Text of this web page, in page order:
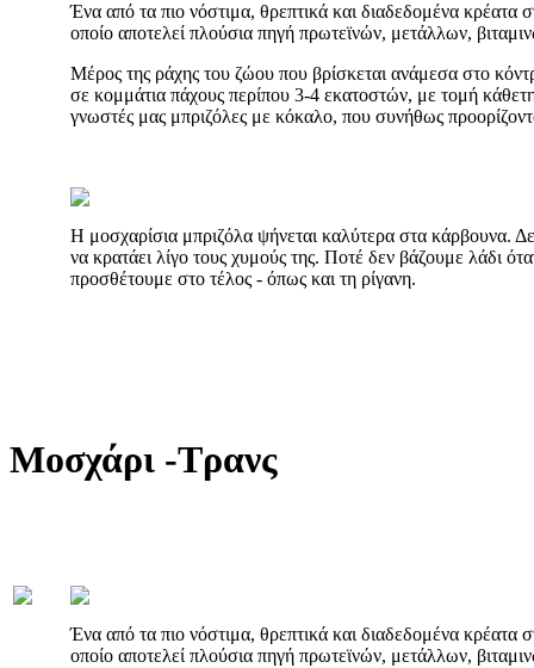
Ένα από τα πιο νόστιμα, θρεπτικά και διαδεδομένα κρέατα
οποίο αποτελεί πλούσια πηγή πρωτεϊνών, μετάλλων,
Μέρος της ράχης του ζώου που βρίσκεται ανάμεσα στο
σε κομμάτια πάχους περίπου 3-4 εκατοστών, με τομή
γνωστές μας μπριζόλες με κόκαλο, που συνήθως
Η μοσχαρίσια μπριζόλα ψήνεται καλύτερα στα κάρβουνα.
να κρατάει λίγο τους χυμούς της. Ποτέ δεν βάζουμε λάδι
προσθέτουμε στο τέλος - όπως και τη ρίγανη.
Μοσχάρι -Τρανς
Ένα από τα πιο νόστιμα, θρεπτικά και διαδεδομένα κρέατα
οποίο αποτελεί πλούσια πηγή πρωτεϊνών, μετάλλων,